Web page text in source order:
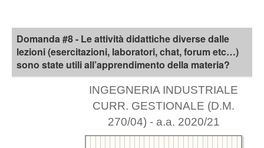
Domanda #8 - Le attività didattiche diverse dalle
lezioni (esercitazioni, laboratori, chat, forum etc…)
sono state utili all’apprendimento della materia?
INGEGNERIA INDUSTRIALE
CURR. GESTIONALE (D.M.
270/04) - a.a. 2020/21